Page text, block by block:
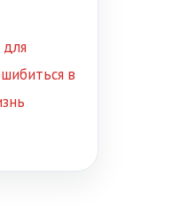
в